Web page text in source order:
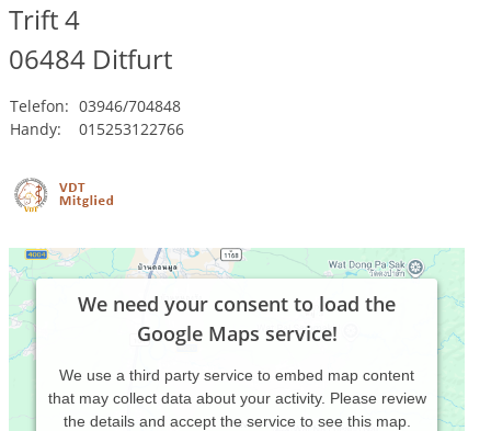
Trift 4
06484 Ditfurt
Telefon: 03946/704848
Handy:
015253122766
We need your consent to load the
Google Maps service!
We use a third party service to embed map content
that may collect data about your activity. Please review
the details and accept the service to see this map.